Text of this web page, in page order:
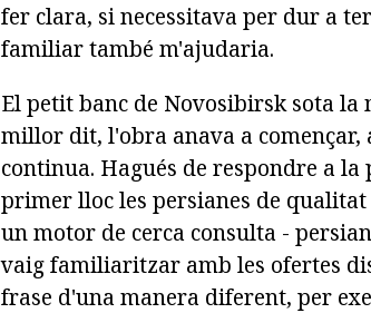
fer clara, si necessitava per dur a
familiar també m'ajudaria.
El petit banc de Novosibirsk sota la
millor dit, l'obra anava a començar,
continua. Hagués de respondre a
primer lloc les persianes de
un motor de cerca consulta -
vaig familiaritzar amb les ofertes
frase d'una manera diferent, per